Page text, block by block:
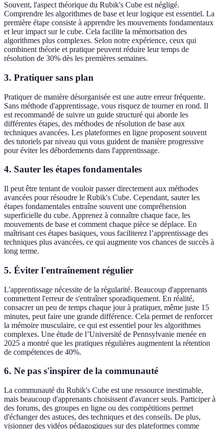
Souvent, l'aspect théorique du Rubik's Cube est négligé.
Comprendre les algorithmes de base et leur logique est essentiel. La
première étape consiste à apprendre les mouvements fondamentaux
et leur impact sur le cube. Cela facilite la mémorisation des
algorithmes plus complexes. Selon notre expérience, ceux qui
combinent théorie et pratique peuvent réduire leur temps de
résolution de 30% dès les premières semaines.
3. Pratiquer sans plan
Pratiquer de manière désorganisée est une autre erreur fréquente.
Sans méthode d'apprentissage, vous risquez de tourner en rond. Il
est recommandé de suivre un guide structuré qui aborde les
différentes étapes, des méthodes de résolution de base aux
techniques avancées. Les plateformes en ligne proposent souvent
des tutoriels par niveau qui vous guident de manière progressive
pour éviter les débordements dans l'apprentissage.
4. Sauter les étapes fondamentales
Il peut être tentant de vouloir passer directement aux méthodes
avancées pour résoudre le Rubik's Cube. Cependant, sauter les
étapes fondamentales entraîne souvent une compréhension
superficielle du cube. Apprenez à connaître chaque face, les
mouvements de base et comment chaque pièce se déplace. En
maîtrisant ces étapes basiques, vous faciliterez l’apprentissage des
techniques plus avancées, ce qui augmente vos chances de succès à
long terme.
5. Éviter l'entraînement régulier
L'apprentissage nécessite de la régularité. Beaucoup d'apprenants
commettent l'erreur de s'entraîner sporadiquement. En réalité,
consacrer un peu de temps chaque jour à pratiquer, même juste 15
minutes, peut faire une grande différence. Cela permet de renforcer
la mémoire musculaire, ce qui est essentiel pour les algorithmes
complexes. Une étude de l’Université de Pennsylvanie menée en
2025 a montré que les pratiques régulières augmentent la rétention
de compétences de 40%.
6. Ne pas s'inspirer de la communauté
La communauté du Rubik's Cube est une ressource inestimable,
mais beaucoup d'apprenants choisissent d'avancer seuls. Participer à
des forums, des groupes en ligne ou des compétitions permet
d'échanger des astuces, des techniques et des conseils. De plus,
visionner des vidéos pédagogiques sur des plateformes comme